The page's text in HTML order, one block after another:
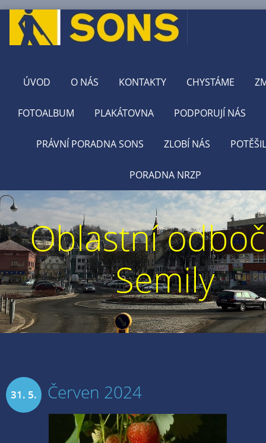
ÚVOD O NÁS KONTAKTY CHYSTÁME
FOTOALBUM PLAKÁTOVNA PODPORUJÍ NÁS
PRÁVNÍ PORADNA SONS ZLOBÍ NÁS
PORADNA NRZP
Oblastní
Semily
31. 5. Červen 2024